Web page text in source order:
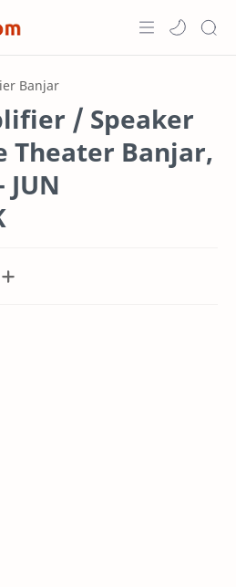
Home
Projects
Banjar
/ Speaker
Theater Banjar,